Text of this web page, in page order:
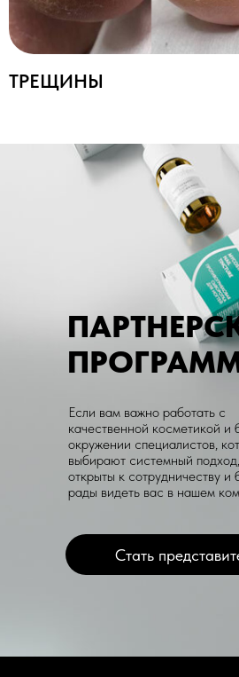
Если вам важно работать с
качественной косметикой и
окружении специалистов,
выбирают системный
открыты к сотрудничеству и
рады видеть вас в нашем
Стать